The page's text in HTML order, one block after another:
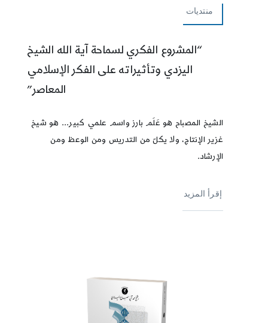
منتديات
“المشروع الفكري لسماحة آية الله الشيخ
اليزدي وتأثيراته على الفكر الإسلامي
المعاصر”
الشيخ المصباح هو عَلَم بارز واسم علمي كبير... هو شيخ
غزير الإنتاج، ولا يكلّ من التدريس ومن الوعظ ومن
الإرشاد.
إقرأ المزيد